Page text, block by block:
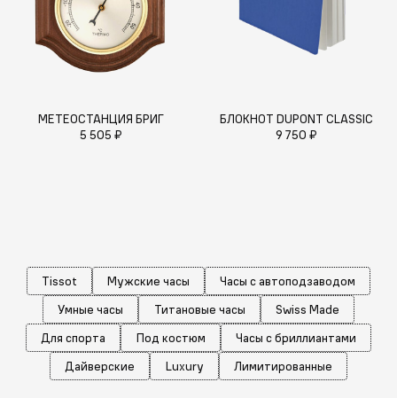
МЕТЕОСТАНЦИЯ БРИГ
5 505 ₽
БЛОКНОТ DUPONT CLASSIC
9 750 ₽
Tissot Мужские часы
Часы с автоподзаводом
Умные часы
Титановые часы
Swiss Made
Для спорта
Под костюм
Часы с бриллиантами
Дайверские
Luxury Лимитированные